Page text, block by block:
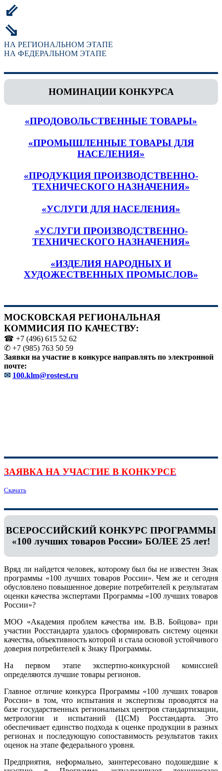
⇙
⇘
НА РЕГИОНАЛЬНОМ ЭТАПЕ
НА ФЕДЕРАЛЬНОМ ЭТАПЕ
НОМИНАЦИИ КОНКУРСА
«ПРОДОВОЛЬСТВЕННЫЕ ТОВАРЫ»
«ПРОМЫШЛЕННЫЕ ТОВАРЫ ДЛЯ
НАСЕЛЕНИЯ»
«ПРОДУКЦИЯ ПРОИЗВОДСТВЕННО-
ТЕХНИЧЕСКОГО НАЗНАЧЕНИЯ»
«УСЛУГИ ДЛЯ НАСЕЛЕНИЯ»
«УСЛУГИ ПРОИЗВОДСТВЕННО-
ТЕХНИЧЕСКОГО НАЗНАЧЕНИЯ»
«ИЗДЕЛИЯ НАРОДНЫХ И
ХУДОЖЕСТВЕННЫХ ПРОМЫСЛОВ»
МОСКОВСКАЯ РЕГИОНАЛЬНАЯ
КОММИСИЯ ПО КАЧЕСТВУ:
☎ +7 (496) 615 52 62
✆ +7 (985) 763 50 59
Заявки на участие в конкурсе направлять по электронной
почте:
✉ 100.klm@rostest.ru
ЗАЯВКА НА УЧАСТИЕ В КОНКУРСЕ
Скачать
ВСЕРОССИЙСКИЙ КОНКУРС ПРОГРАММЫ
«100 лучших товаров России» БОЛЕЕ 25 лет!
Вряд ли найдется человек, которому был бы не известен Знак
программы «100 лучших товаров России». Чем же и сегодня
обусловлено повышенное доверие потребителей к результатам
оценки качества экспертами Программы «100 лучших товаров
России»?
МОО «Академия проблем качества им. В.В. Бойцова» при
участии Росстандарта удалось сформировать систему оценки
качества, объективность которой и стала основой устойчивого
доверия потребителей к Знаку Программы.
На первом этапе экспертно-конкурсной комиссией
определяются лучшие товары регионов.
Главное отличие конкурса Программы «100 лучших товаров
России» в том, что испытания и экспертизы проводятся на
базе государственных региональных центров стандартизации,
метрологии и испытаний (ЦCM) Росстандарта. Это
обеспечивает единство подхода к оценке продукции в разных
регионах и последующую сопоставимость результатов таких
оценок на этапе федерального уровня.
Предприятия, неформально, заинтересовано подошедшие к